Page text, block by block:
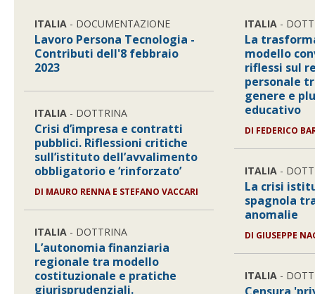
ITALIA - DOCUMENTAZIONE
Lavoro Persona Tecnologia -
Contributi dell'8 febbraio
2023
ITALIA - DOTTRINA
Crisi d’impresa e contratti
pubblici. Riflessioni critiche
sull’istituto dell’avvalimento
obbligatorio e ‘rinforzato’
DI MAURO RENNA E STEFANO VACCARI
ITALIA - DOTTRINA
L’autonomia finanziaria
regionale tra modello
costituzionale e pratiche
giurisprudenziali.
ITALIA -
La
modello
riflessi sul
personale
genere e
educativo
DI FEDERICO
ITALIA -
La crisi
spagnola
anomalie
DI GIUSEPPE
ITALIA -